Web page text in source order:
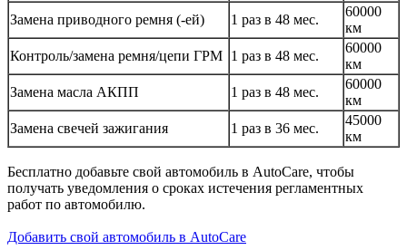
Замена приводного ремня (-ей)
1 раз в 48 мес.
60000
км
Контроль/замена ремня/цепи ГРМ 1 раз в 48 мес.
60000
км
Замена масла АКПП
1 раз в 48 мес.
60000
км
Замена свечей зажигания
1 раз в 36 мес.
45000
км
Бесплатно добавьте свой автомобиль в AutoCare, чтобы
получать уведомления о сроках истечения регламентных
работ по автомобилю.
Добавить свой автомобиль в AutoCare